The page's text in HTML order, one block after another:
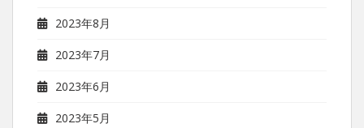
2023年8月
2023年7月
2023年6月
2023年5月